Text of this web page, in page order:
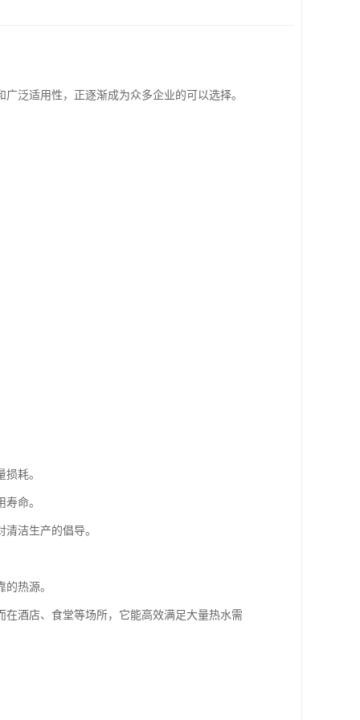
泛适用性，正逐渐成为众多企业的可以选择。
耗。
命。
洁生产的倡导。
热源。
酒店、食堂等场所，它能高效满足大量热水需